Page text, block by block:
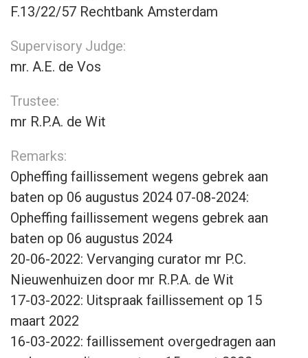
F.13/22/57 Rechtbank Amsterdam
Supervisory Judge:
mr. A.E. de Vos
Trustee:
mr R.P.A. de Wit
Remarks:
Opheffing faillissement wegens gebrek aan
baten op 06 augustus 2024 07-08-2024:
Opheffing faillissement wegens gebrek aan
baten op 06 augustus 2024
20-06-2022: Vervanging curator mr P.C.
Nieuwenhuizen door mr R.P.A. de Wit
17-03-2022: Uitspraak faillissement op 15
maart 2022
16-03-2022: faillissement overgedragen aan